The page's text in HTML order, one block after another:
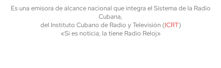
Es una emisora de alcance nacional que integra el Sistema de la Radio
Cubana,
del Instituto Cubano de Radio y Televisión (ICRT)
«Si es noticia, la tiene Radio Reloj»